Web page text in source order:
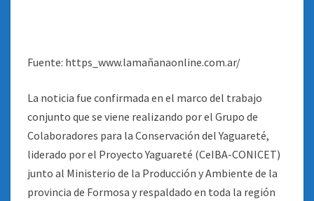
Fuente: https_www.lamañanaonline.com.ar/
La noticia fue confirmada en el marco del trabajo
conjunto que se viene realizando por el Grupo de
Colaboradores para la Conservación del Yaguareté,
liderado por el Proyecto Yaguareté (CeIBA-CONICET)
junto al Ministerio de la Producción y Ambiente de la
provincia de Formosa y respaldado en toda la región